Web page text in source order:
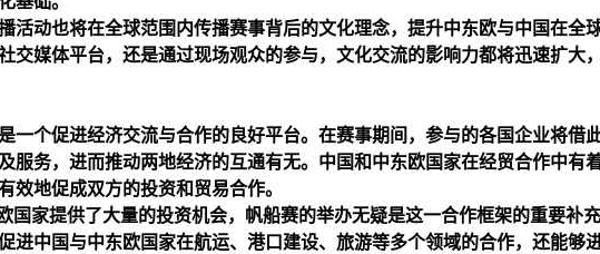
活动也将在全球范围内传播赛事背后的文化理念，提升中东欧与中国在全
交媒体平台，还是通过现场观众的参与，文化交流的影响力都将迅速扩大
一个促进经济交流与合作的良好平台。在赛事期间，参与的各国企业将借
服务，进而推动两地经济的互通有无。中国和中东欧国家在经贸合作中有
效地促成双方的投资和贸易合作。
国家提供了大量的投资机会，帆船赛的举办无疑是这一合作框架的重要补
进中国与中东欧国家在航运、港口建设、旅游等多个领域的合作，还能够